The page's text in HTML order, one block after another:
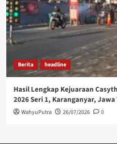
Berita headline
Hasil Lengkap Kejuaraan
2026 Seri 1, Karanganyar, Jawa
WahyuPutra 26/07/2026 0